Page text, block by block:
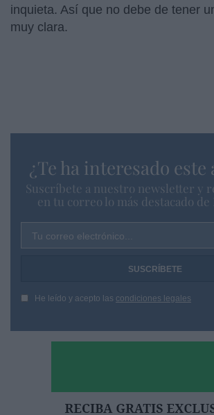
inquieta. Así que no debe de tener
muy clara.
¿Te ha interesado
Suscríbete a nuestro newsletter y
en tu correo lo más destacado
Tu correo electrónico...
He leído y acepto las condiciones legales